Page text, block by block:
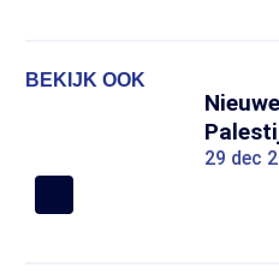
BEKIJK OOK
29 dec